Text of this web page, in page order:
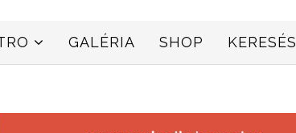
GALÉRIA SHOP KERESÉS